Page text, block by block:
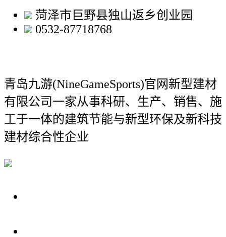
菏泽市巨野县独山返乡创业园
0532-87718768
青岛九游(NineGameSports)官网新型建材
有限公司一家从事科研、生产、销售、施
工于一体的建筑节能与新型环保及新科技
建材综合性企业